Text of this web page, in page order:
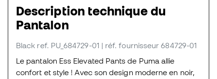
Description technique du
Pantalon
Black ref. PU_684729-01 | réf. fournisseur 684729-01
Le pantalon Ess Elevated Pants de Puma allie
confort et style ! Avec son design moderne en noir,